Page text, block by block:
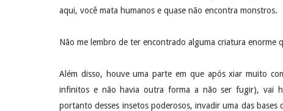
aqui, você mata humanos e quase não encontra monstros.
Não me lembro de ter encontrado alguma criatura enorme
Além disso, houve uma parte em que após xiar muito
infinitos e não havia outra forma a não ser fugir), vai
portanto desses insetos poderosos, invadir uma das